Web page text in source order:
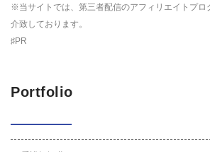
※当サイトでは、第三者配信のアフィリエイトプロ
介致しております。
♯PR
Portfolio